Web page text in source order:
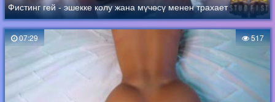
Фистинг гей - эшекке колу жана мүчөсү менен трахает
07:29 517